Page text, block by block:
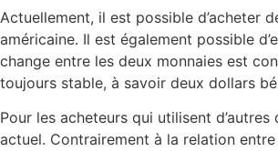
Actuellement, il est possible d’acheter
américaine. Il est également possible
change entre les deux monnaies est
toujours stable, à savoir deux dollars
Pour les acheteurs qui utilisent
actuel. Contrairement à la relation